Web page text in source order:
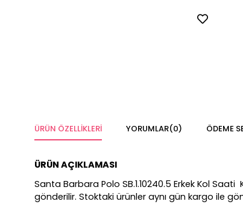
ÜRÜN ÖZELLIKLERI YORUMLAR(0) ÖDEME
ÜRÜN AÇIKLAMASI
Santa Barbara Polo SB.1.10240.5 Erkek Kol
gönderilir. Stoktaki ürünler aynı gün kargo ile